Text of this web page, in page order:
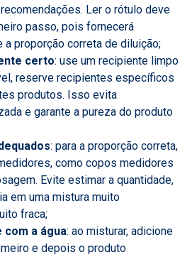
Ler o rótulo deve
passo, pois fornecerá
proporção correta de diluição;
certo: use um recipiente limpo
reserve recipientes específicos
produtos. Isso evita
e garante a pureza do produto
: para a proporção correta,
como copos medidores
Evite estimar a quantidade,
em uma mistura muito
fraca;
com a água: ao misturar, adicione
e depois o produto